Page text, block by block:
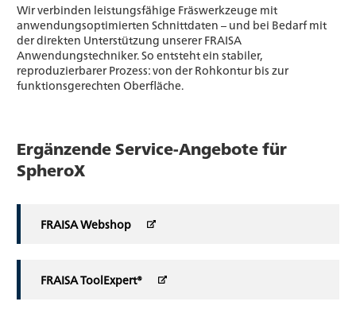
Wir verbinden leistungsfähige Fräswerkzeuge mit
anwendungsoptimierten Schnittdaten – und bei Bedarf mit
der direkten Unterstützung unserer FRAISA
Anwendungstechniker. So entsteht ein stabiler,
reproduzierbarer Prozess: von der Rohkontur bis zur
funktionsgerechten Oberfläche.
Ergänzende Service-Angebote für
SpheroX
FRAISA Webshop
FRAISA ToolExpert®